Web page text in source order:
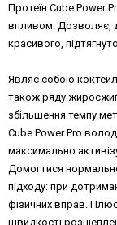
Протеїн Cube Power
впливом. Дозволяє,
красивого,
Являє собою
також ряду
збільшення темпу
Cube Power Pro
максимально
Домогтися
підходу: при
фізичних вправ.
швидкості